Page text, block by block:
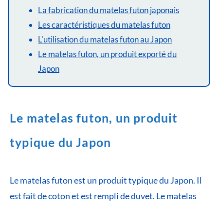
La fabrication du matelas futon japonais
Les caractéristiques du matelas futon
L'utilisation du matelas futon au Japon
Le matelas futon, un produit exporté du
Japon
Le matelas futon, un produit
typique du Japon
Le matelas futon est un produit typique du Japon. Il
est fait de coton et est rempli de duvet. Le matelas